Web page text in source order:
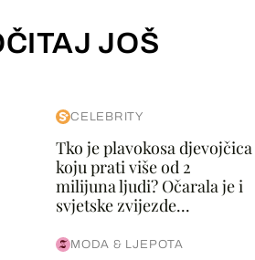
JOŠ
CELEBRITY
Tko je plavokosa djevojčica
koju prati više od 2
milijuna ljudi? Očarala je i
svjetske zvijezde...
MODA & LJEPOTA